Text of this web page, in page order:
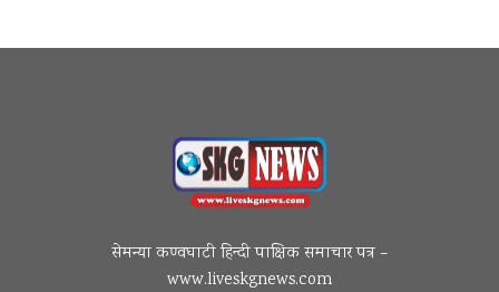
सेमन्या कण्वघाटी हिन्दी पाक्षिक समाचार पत्र –
www.liveskgnews.com